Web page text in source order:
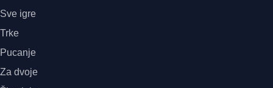
Sve igre
Trke
Pucanje
Za dvoje